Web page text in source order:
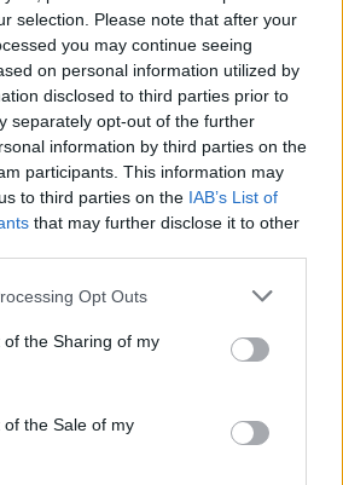
selection. Please note that after your
you may continue seeing
on personal information utilized by
disclosed to third parties prior to
separately opt-out of the further
information by third parties on the
participants. This information may
to third parties on the IAB’s List of
that may further disclose it to other
Opt Outs
the Sharing of my
the Sale of my
a